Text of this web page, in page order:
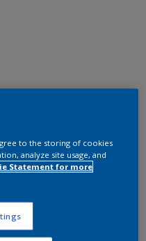
to the storing of cookies
analyze site usage, and
Statement for more